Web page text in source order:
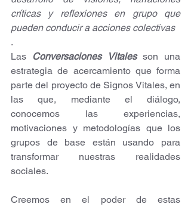
críticas y reflexiones en grupo que
pueden conducir a acciones colectivas
.
Las Conversaciones Vitales son una
estrategia de acercamiento que forma
parte del proyecto de Signos Vitales, en
las que, mediante el diálogo,
conocemos las experiencias,
motivaciones y metodologías que los
grupos de base están usando para
transformar nuestras realidades
sociales.
Creemos en el poder de estas